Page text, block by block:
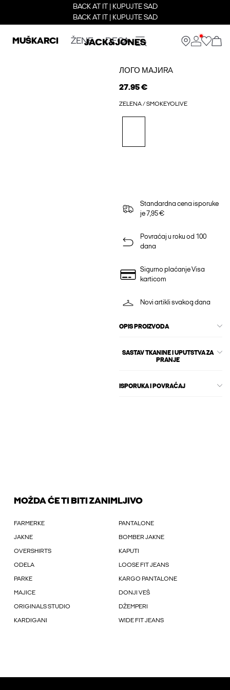
BACK AT IT | KUPUJTE SAD
BACK AT IT | KUPUJTE SAD
MUŠKARCI ŽENE DECA
ЛОГО МАЈИRA
27.95 €
ZELENA / SMOKEYOLIVE
Standardna cena isporuke
je 7,95 €
Povraćaj u roku od 100
dana
Sigurno plaćanje Visa
karticom
Novi artikli svakog dana
OPIS PROIZVODA
SASTAV TKANINE I UPUTSTVA ZA
PRANJE
ISPORUKA I POVRAĆAJ
MOŽDA ĆE TI BITI ZANIMLJIVO
FARMERKE PANTALONE
JAKNE BOMBER JAKNE
OVERSHIRTS KAPUTI
ODELA LOOSE FIT JEANS
PARKE KARGO PANTALONE
MAJICE DONJI VEŠ
ORIGINALS STUDIO DŽEMPERI
KARDIGANI WIDE FIT JEANS